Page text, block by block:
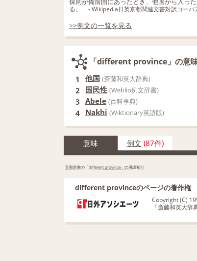
る。
- Wikipedia日英京都関連文書対訳コーパ
>>例文の一覧を見る
「different province」の意
1 他国 (斎藤和英大辞典)
2 国民性 (Weblio例文辞書)
3 Abele (百科事典)
4 Nakhi (Wiktionary英語版)
意味 例文 (87件)
英和辞書の「different province」の用語索引
different provinceのページの著作権
Copyright (C)
「斎藤和英大